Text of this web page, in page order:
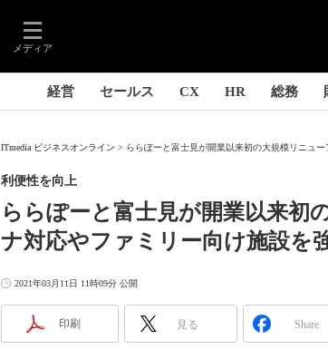
メディア
経営 セールス CX HR 総務
ITmedia ビジネスオンライン ららぽーと富士見が開業以来初の大規模リニュ
ららぽーと富士見が開業以来
ナ対応やファミリー向け施設を
利便性を向上
2021年03月11日 11時09分 公開
印刷 見る Share